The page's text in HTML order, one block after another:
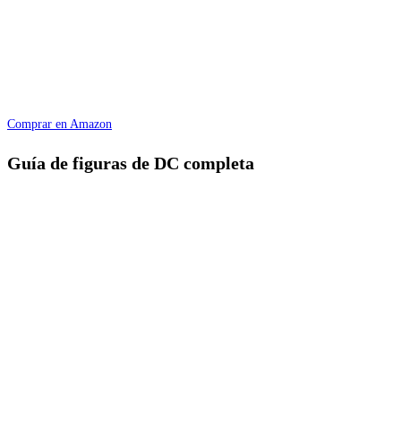
Comprar en Amazon
Guía de figuras de DC completa